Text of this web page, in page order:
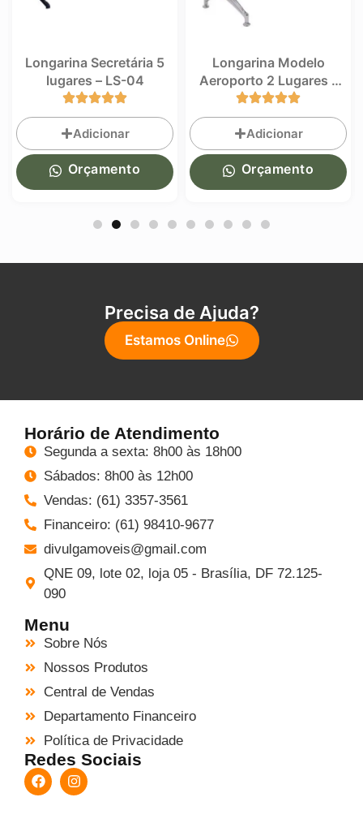
Longarina Secretária 5
lugares – LS-04
Adicionar
Orçamento
Longarina Modelo
Aeroporto 2 Lugares –
LS-13
Adicionar
Orçamento
Precisa de Ajuda?
Estamos Online
Horário de Atendimento
Segunda a sexta: 8h00 às 18h00
Sábados: 8h00 às 12h00
Vendas: (61) 3357-3561
Financeiro: (61) 98410-9677
divulgamoveis@gmail.com
QNE 09, lote 02, loja 05 - Brasília, DF 72.125-
090
Menu
Sobre Nós
Nossos Produtos
Central de Vendas
Departamento Financeiro
Política de Privacidade
Redes Sociais